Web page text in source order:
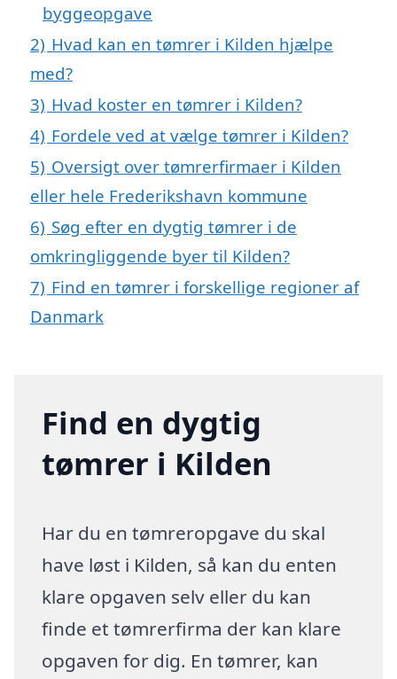
byggeopgave
2) Hvad kan en tømrer i Kilden hjælpe
med?
3) Hvad koster en tømrer i Kilden?
4) Fordele ved at vælge tømrer i Kilden?
5) Oversigt over tømrerfirmaer i Kilden
eller hele Frederikshavn kommune
6) Søg efter en dygtig tømrer i de
omkringliggende byer til Kilden?
7) Find en tømrer i forskellige regioner af
Danmark
Find en dygtig
tømrer i Kilden
Har du en tømreropgave du skal
have løst i Kilden, så kan du enten
klare opgaven selv eller du kan
finde et tømrerfirma der kan klare
opgaven for dig. En tømrer, kan